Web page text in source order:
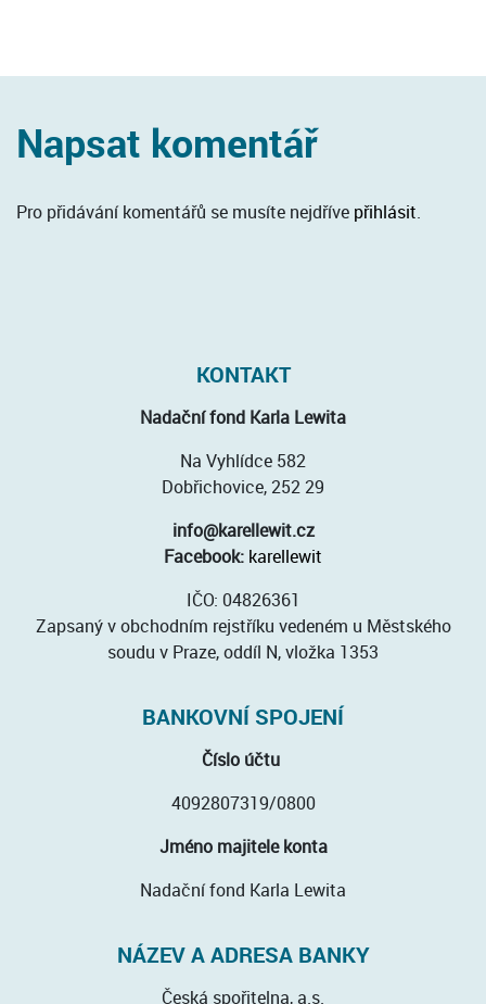
Napsat komentář
Pro přidávání komentářů se musíte nejdříve přihlásit.
KONTAKT
Nadační fond Karla Lewita
Na Vyhlídce 582
Dobřichovice, 252 29
info@karellewit.cz
Facebook: karellewit
IČO: 04826361
Zapsaný v obchodním rejstříku vedeném u Městského
soudu v Praze, oddíl N, vložka 1353
BANKOVNÍ SPOJENÍ
Číslo účtu
4092807319/0800
Jméno majitele konta
Nadační fond Karla Lewita
NÁZEV A ADRESA BANKY
Česká spořitelna, a.s.